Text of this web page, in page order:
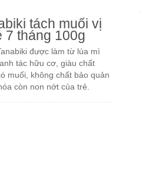
tách muối vị
7 tháng 100g
được làm từ lúa mì
tác hữu cơ, giàu chất
muối, không chất bảo quản
còn non nớt của trẻ.